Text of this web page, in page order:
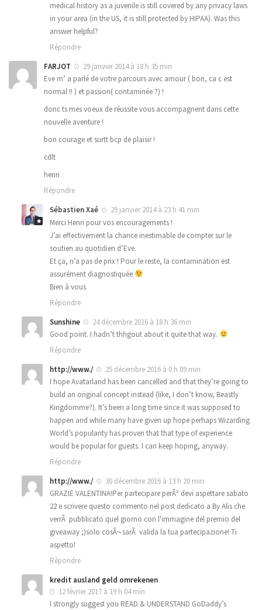
medical history as a juvenile is still covered by any privacy laws
in your area (in the US, it is still protected by HIPAA). Was this
answer helpful?
Répondre
FARJOT
29 janvier 2014 à 18 h 35 min
Eve m’ a parlé de votre parcours avec amour ( bon, ca c est
normal !! ) et passion( contaminée ?) !
donc ts mes voeux de réussite vous accompagnent dans cette
nouvelle aventure !
bon courage et surtt bcp de plaisir !
cdlt
henri
Répondre
Sébastien Xaé
29 janvier 2014 à 23 h 41 min
Merci Henri pour vos encouragements !
J’ai effectivement la chance inestimable de compter sur le
soutien au quotidien d’Eve.
Et ça, n’a pas de prix ! Pour le reste, la contamination est
assurément diagnostiquée
Bien à vous
Répondre
Sunshine
24 décembre 2016 à 18 h 36 min
Good point. I hadn’t thhgout about it quite that way.
Répondre
http://www./
25 décembre 2016 à 0 h 09 min
I hope Avatarland has been cancelled and that they’re going to
build an original concept instead (like, I don’t know, Beastly
Kingdomme?). It’s been a long time since it was supposed to
happen and while many have given up hope perhaps Wizarding
World’s popularity has proven that that type of experience
would be popular for guests. I can keep hoping, anyway.
Répondre
http://www./
30 décembre 2016 à 13 h 20 min
GRAZIE VALENTINA!Per partecipare perÃ² devi aspettare sabato
22 e scrivere questo commento nel post dedicato a By Alis che
verrÃ pubblicato quel giorno con l'immagine del premio del
giveaway ;)solo cosÃ¬ sarÃ valida la tua partecipazione! Ti
aspetto!
Répondre
kredit ausland geld omrekenen
12 février 2017 à 19 h 04 min
I strongly suggest you READ & UNDERSTAND GoDaddy’s